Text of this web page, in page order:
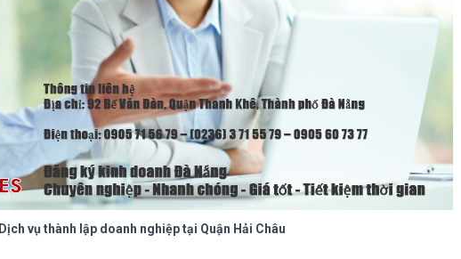
Dịch vụ thành lập doanh nghiệp tại Quận Hải Châu